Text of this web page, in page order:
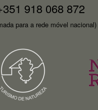
918 068 872
para a rede móvel nacional)